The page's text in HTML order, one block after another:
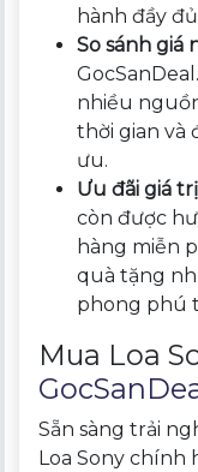
hành đầy
So sánh giá
nhiều
thời gian và
ưu.
Ưu đãi giá
còn được
hàng miễn
quà tặng
phong phú
Mua Loa
Sẵn sàng trải
Loa Sony chính